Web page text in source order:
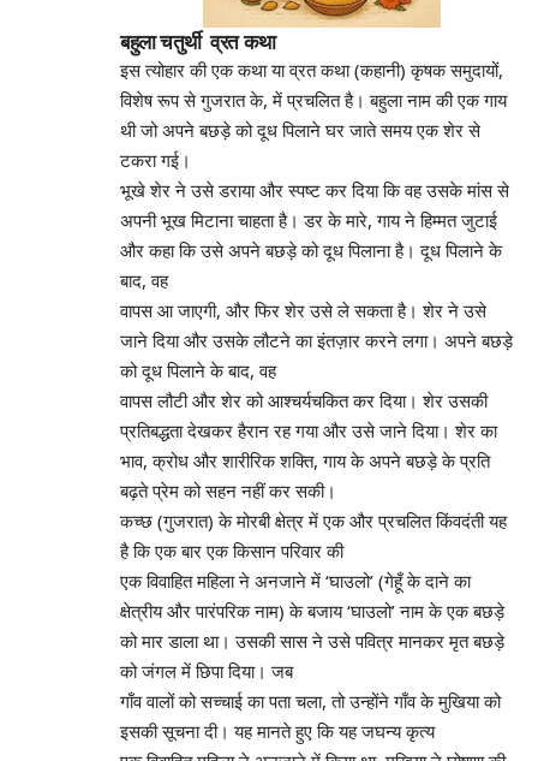
बहुलाचतुर्थीव्रत कथा
इस त्योहार की एक कथा या व्रत कथा (कहानी) कृषक समुदायों,
विशेष रूप से गुजरात के, में प्रचलित है। बहुला नाम की एक गाय
थी जो अपने बछड़े को दूध पिलाने घर जाते समय एक शेर से
टकरा गई।
भूखे शेर ने उसे डराया और स्पष्ट कर दिया कि वह उसके मांस से
अपनी भूख मिटाना चाहता है। डर के मारे, गाय ने हिम्मत जुटाई
और कहा कि उसे अपने बछड़े को दूध पिलाना है। दूध पिलाने के
बाद, वह
वापस आ जाएगी, और फिर शेर उसे ले सकता है। शेर ने उसे
जाने दिया और उसके लौटने का इंतज़ार करने लगा। अपने बछड़े
को दूध पिलाने के बाद, वह
वापस लौटी और शेर को आश्चर्यचकित कर दिया। शेर उसकी
प्रतिबद्धता देखकर हैरान रह गया और उसे जाने दिया। शेर का
भाव, क्रोध और शारीरिक शक्ति, गाय के अपने बछड़े के प्रति
बढ़ते प्रेम को सहन नहीं कर सकी।
कच्छ (गुजरात) के मोरबी क्षेत्र में एक और प्रचलित किंवदंती यह
है कि एक बार एक किसान परिवार की
एक विवाहित महिला ने अनजाने में ‘घाउलो’ (गेहूँ के दाने का
क्षेत्रीय और पारंपरिक नाम) के बजाय ‘घाउलो’ नाम के एक बछड़े
को मार डाला था। उसकी सास ने उसे पवित्र मानकर मृत बछड़े
को जंगल में छिपा दिया। जब
गाँव वालों को सच्चाई का पता चला, तो उन्होंने गाँव के मुखिया को
इसकी सूचना दी। यह मानते हुए कि यह जघन्य कृत्य